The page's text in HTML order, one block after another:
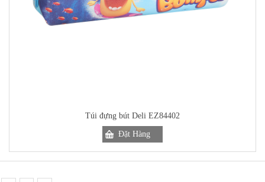
Túi đựng bút Deli EZ84402
Đặt Hàng